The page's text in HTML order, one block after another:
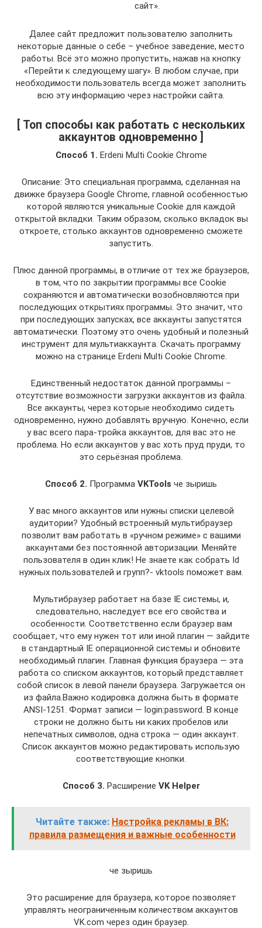
сайт».
Далее сайт предложит пользователю заполнить
некоторые данные о себе – учебное заведение, место
работы. Всё это можно пропустить, нажав на кнопку
«Перейти к следующему шагу». В любом случае, при
необходимости пользователь всегда может заполнить
всю эту информацию через настройки сайта.
[ Топ способы как работать с нескольких
аккаунтов одновременно ]
Способ 1. Erdeni Multi Cookie Chrome
Описание: Это специальная программа, сделанная на
движке браузера Google Chrome, главной особенностью
которой являются уникальные Cookie для каждой
открытой вкладки. Таким образом, сколько вкладок вы
откроете, столько аккаунтов одновременно сможете
запустить.
Плюс данной программы, в отличие от тех же браузеров,
в том, что по закрытии программы все Cookie
сохраняются и автоматически возобновляются при
последующих открытиях программы. Это значит, что
при последующих запусках, все аккаунты запустятся
автоматически. Поэтому это очень удобный и полезный
инструмент для мультиаккаунта. Скачать программу
можно на странице Erdeni Multi Cookie Chrome.
Единственный недостаток данной программы –
отсутствие возможности загрузки аккаунтов из файла.
Все аккаунты, через которые необходимо сидеть
одновременно, нужно добавлять вручную. Конечно, если
у вас всего пара-тройка аккаунтов, для вас это не
проблема. Но если аккаунтов у вас хоть пруд пруди, то
это серьёзная проблема.
Способ 2. Программа VKTools че зыришь
У вас много аккаунтов или нужны списки целевой
аудитории? Удобный встроенный мультибраузер
позволит вам работать в «ручном режиме» с вашими
аккаунтами без постоянной авторизации. Меняйте
пользователя в один клик! Не знаете как собрать Id
нужных пользователей и групп?- vktools поможет вам.
Мультибраузер работает на базе IE системы, и,
следовательно, наследует все его свойства и
особенности. Соответственно если браузер вам
сообщает, что ему нужен тот или иной плагин — зайдите
в стандартный IE операционной системы и обновите
необходимый плагин. Главная функция браузера — эта
работа со списком аккаунтов, который представляет
собой список в левой панели браузера. Загружается он
из файла.Важно кодировка должна быть в формате
ANSI-1251. Формат записи — login:password. В конце
строки не должно быть ни каких пробелов или
непечатных символов, одна строка — один аккаунт.
Список аккаунтов можно редактировать использую
соответствующие кнопки.
Способ 3. Расширение VK Helper
Читайте также: Настройка рекламы в ВК:
правила размещения и важные особенности
че зыришь
Это расширение для браузера, которое позволяет
управлять неограниченным количеством аккаунтов
VK.com через один браузер.